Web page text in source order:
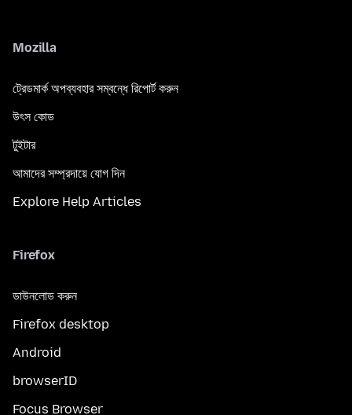
Mozilla
ট্রেডমার্ক অপব্যবহার সম্বন্ধে রিপোর্ট করুন
উৎস কোড
টুইটার
আমাদের সম্প্রদায়ে যোগ দিন
Explore Help Articles
Firefox
ডাউনলোড করুন
Firefox desktop
Android
browserID
Focus Browser